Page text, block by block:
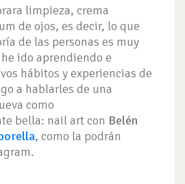
limpieza, crema
de ojos, es decir, lo que
de las personas es muy
ido aprendiendo e
hábitos y experiencias de
a hablarles de una
como
bella: nail art con Belén
, como la podrán